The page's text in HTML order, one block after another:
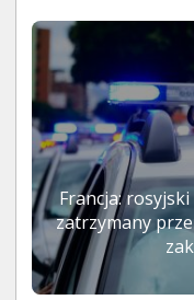
Francja:
zatrzymany